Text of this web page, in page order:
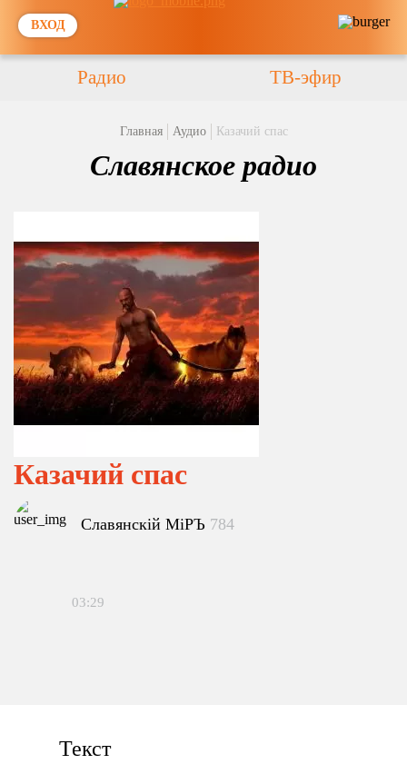
ВХОД
Радио ТВ-эфир
Главная Аудио Казачий спас
Славянское радио
Казачий спас
Славянскiй МiРЪ 784
03:29
Текст